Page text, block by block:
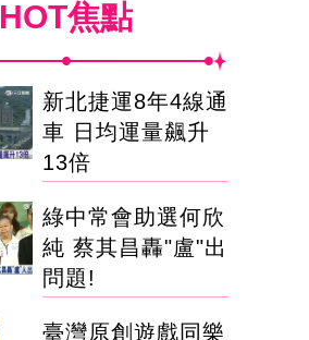
HOT焦點
新北捷運8年4線通
車 日均運量飆升
13倍
綠中常會助選何欣
純 蔡其昌轟"盧"出
問題!
臺灣原創遊戲同樂